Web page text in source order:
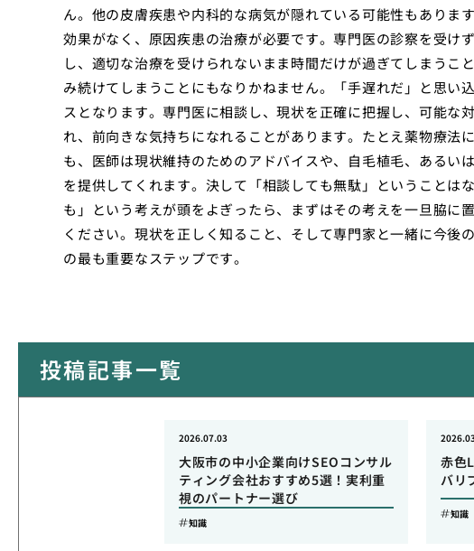
ん。他の皮膚疾患や内科的な病気が隠れている可能性もありま
効果がなく、原因疾患の治療が必要です。専門医の診察を受け
し、適切な治療を受けられないまま時間だけが過ぎてしまうこ
み続けてしまうことにもなりかねません。「手遅れだ」と思い
スとなります。専門医に相談し、現状を正確に把握し、可能な
れ、前向きな気持ちになれることがあります。たとえ薬物療法
も、医師は現状維持のためのアドバイスや、自毛植毛、あるい
を提供してくれます。決して「相談しても無駄」ということは
も」という考えが頭をよぎったら、まずはその考えを一旦脇に
ください。現状を正しく知ること、そして専門家と一緒に今後
の最も重要なステップです。
投稿記事一覧
大阪市の中小企業向けSEOコンサル
ティング会社おすすめ5選！実利重
視のパートナー選び
2026.07.03
知識
赤色
バリ
知識